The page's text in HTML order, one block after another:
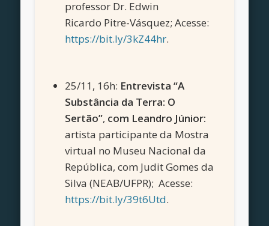
professor Dr. Edwin
Ricardo Pitre-Vásquez; Acesse:
https://bit.ly/3kZ44hr.
25/11, 16h: Entrevista “A
Substância da Terra: O
Sertão”, com Leandro Júnior:
artista participante da Mostra
virtual no Museu Nacional da
República, com Judit Gomes da
Silva (NEAB/UFPR); Acesse:
https://bit.ly/39t6Utd.